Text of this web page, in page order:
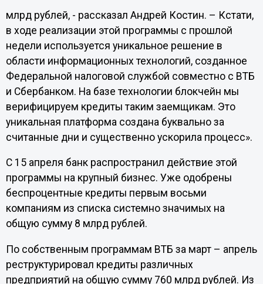
млрд рублей, - рассказал Андрей Костин. – Кстати,
в ходе реализации этой программы с прошлой
недели используется уникальное решение в
области информационных технологий, созданное
Федеральной налоговой службой совместно с ВТБ
и Сбербанком. На базе технологии блокчейн мы
верифицируем кредиты таким заемщикам. Это
уникальная платформа создана буквально за
считанные дни и существенно ускорила процесс».
С 15 апреля банк распространил действие этой
программы на крупный бизнес. Уже одобрены
беспроцентные кредиты первым восьми
компаниям из списка системно значимых на
общую сумму 8 млрд рублей.
По собственным программам ВТБ за март – апрель
реструктурировал кредиты различных
предприятий на общую сумму 760 млрд рублей. Из